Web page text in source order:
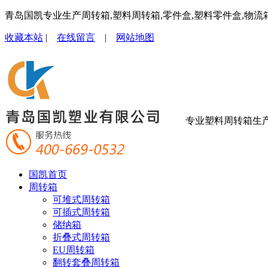
青岛国凯专业生产周转箱,塑料周转箱,零件盒,塑料零件盒,物流
收藏本站 | 在线留言 | 网站地图
专业塑料周转箱生
国凯首页
周转箱
可堆式周转箱
可插式周转箱
储纳箱
折叠式周转箱
EU周转箱
翻转套叠周转箱